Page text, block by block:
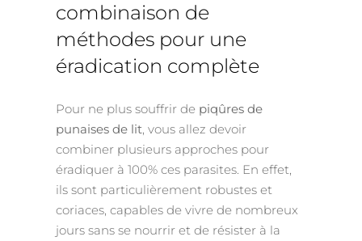
combinaison de
méthodes pour une
éradication complète
Pour ne plus souffrir de piqûres de
punaises de lit, vous allez devoir
combiner plusieurs approches pour
éradiquer à 100% ces parasites. En effet,
ils sont particulièrement robustes et
coriaces, capables de vivre de nombreux
jours sans se nourrir et de résister à la